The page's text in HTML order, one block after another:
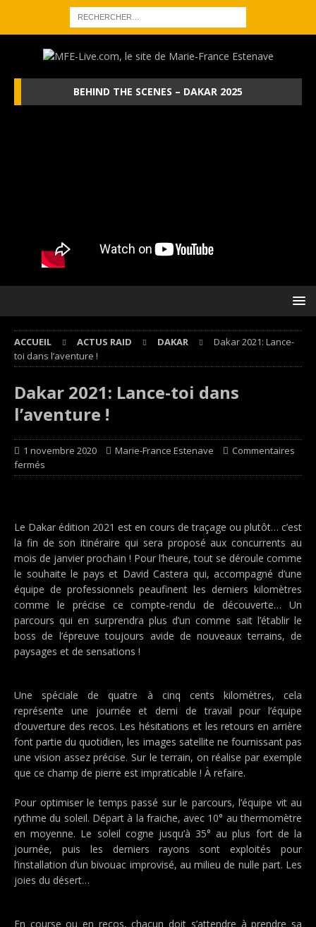
BEHIND THE SCENES – DAKAR 2025
ACCUEIL ACTUS RAID DAKAR
Dakar 2021: Lance-
toi dans l’aventure !
Dakar 2021: Lance-toi dans
l’aventure !
1 novembre 2020 Marie-France Estenave
Commentaires
fermés
Le Dakar édition 2021 est en cours de traçage ou plutôt… c’est
la fin de son itinéraire qui sera proposé aux concurrents au
mois de janvier prochain ! Pour l’heure, tout se déroule comme
le souhaite le pays et David Castera qui, accompagné d’une
équipe de professionnels peaufinent les derniers kilomètres
comme le précise ce compte-rendu de découverte… Un
parcours qui en surprendra plus d’un comme sait l’établir le
boss de l’épreuve toujours avide de nouveaux terrains, de
paysages et de sensations !
Une spéciale de quatre à cinq cents kilomètres, cela
représente une journée et demi de travail pour l’équipe
d’ouverture des recos. Les hésitations et les retours en arrière
font partie du quotidien, les images satellite ne fournissant pas
une vision assez précise. Sur le terrain, on réalise par exemple
que ce champ de pierre est impraticable ! À refaire.
Pour optimiser le temps passé sur le parcours, l’équipe vit au
rythme du soleil. Départ à la fraiche, avec 10° au thermomètre
en moyenne. Le soleil cogne jusqu’à 35° au plus fort de la
journée, puis les derniers rayons sont exploités pour
l’installation d’un bivouac improvisé, au milieu de nulle part. Les
joies du désert…
En course ou en recos, chacun doit s’attendre à prendre sa